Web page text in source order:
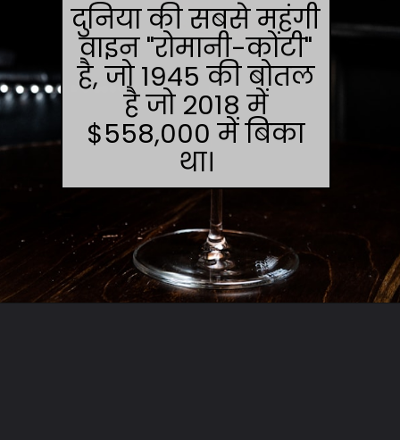
दुनिया की सबसे महंगी
वाइन "रोमानी-कोंटी"
है, जो 1945 की बोतल
है जो 2018 में
$558,000 में बिका
था।